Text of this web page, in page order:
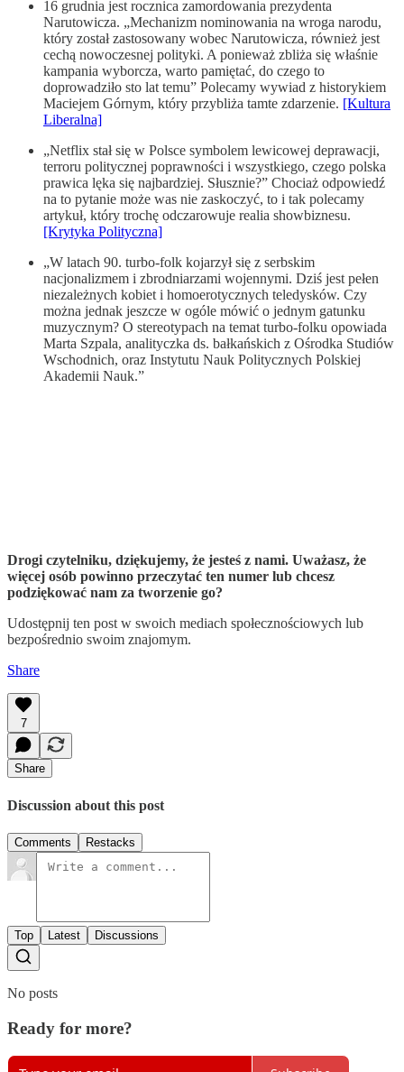
16 grudnia jest rocznica zamordowania prezydenta
Narutowicza. „Mechanizm nominowania na wroga narodu,
który został zastosowany wobec Narutowicza, również jest
cechą nowoczesnej polityki. A ponieważ zbliża się właśnie
kampania wyborcza, warto pamiętać, do czego to
doprowadziło sto lat temu” Polecamy wywiad z historykiem
Maciejem Górnym, który przybliża tamte zdarzenie. [Kultura
Liberalna]
„Netflix stał się w Polsce symbolem lewicowej deprawacji,
terroru politycznej poprawności i wszystkiego, czego polska
prawica lęka się najbardziej. Słusznie?” Chociaż odpowiedź
na to pytanie może was nie zaskoczyć, to i tak polecamy
artykuł, który trochę odczarowuje realia showbiznesu.
[Krytyka Polityczna]
„W latach 90. turbo-folk kojarzył się z serbskim
nacjonalizmem i zbrodniarzami wojennymi. Dziś jest pełen
niezależnych kobiet i homoerotycznych teledysków. Czy
można jednak jeszcze w ogóle mówić o jednym gatunku
muzycznym? O stereotypach na temat turbo-folku opowiada
Marta Szpala, analityczka ds. bałkańskich z Ośrodka Studiów
Wschodnich, oraz Instytutu Nauk Politycznych Polskiej
Akademii Nauk.”
Drogi czytelniku, dziękujemy, że jesteś z nami. Uważasz, że
więcej osób powinno przeczytać ten numer lub chcesz
podziękować nam za tworzenie go?
Udostępnij ten post w swoich mediach społecznościowych lub
bezpośrednio swoim znajomym.
Share
7
Share
Discussion about this post
Comments Restacks
Top Latest Discussions
No posts
Ready for more?